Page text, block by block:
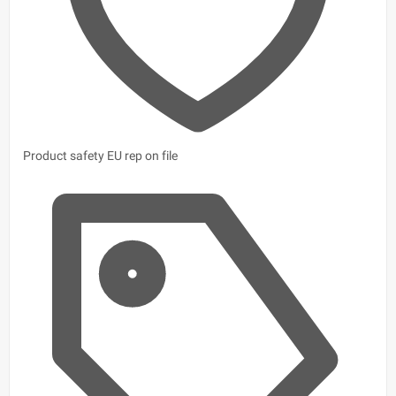
Product safety EU rep on file